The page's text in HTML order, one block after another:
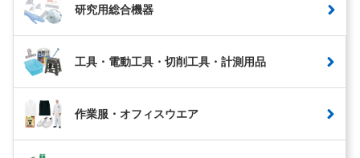
研究用総合機器
工具・電動工具・切削工具・計測用品
作業服・オフィスウエア